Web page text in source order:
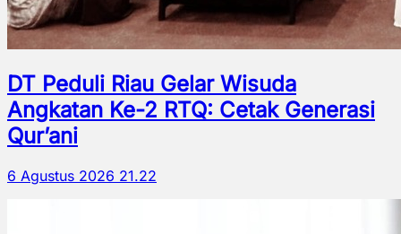
DT Peduli Riau Gelar Wisuda
Angkatan Ke-2 RTQ: Cetak Generasi
Qur’ani
6 Agustus 2026 21.22